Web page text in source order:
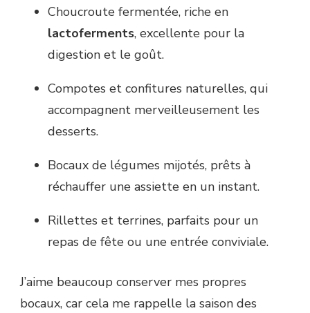
Choucroute fermentée, riche en
lactoferments, excellente pour la
digestion et le goût.
Compotes et confitures naturelles, qui
accompagnent merveilleusement les
desserts.
Bocaux de légumes mijotés, prêts à
réchauffer une assiette en un instant.
Rillettes et terrines, parfaits pour un
repas de fête ou une entrée conviviale.
J’aime beaucoup conserver mes propres
bocaux, car cela me rappelle la saison des